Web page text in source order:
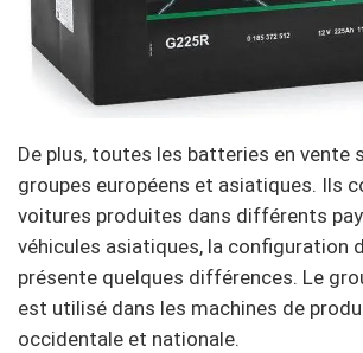
De plus, toutes les batteries en vente
groupes européens et asiatiques. Ils
voitures produites dans différents
véhicules asiatiques, la configuration
présente quelques différences. Le
est utilisé dans les machines de
occidentale et nationale.